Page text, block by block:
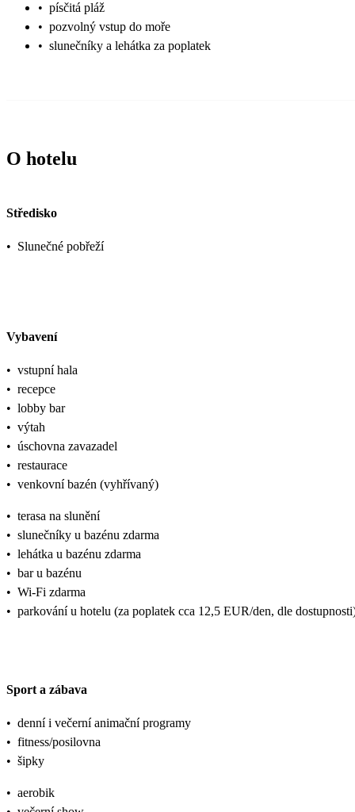
• písčitá pláž
• pozvolný vstup do moře
• slunečníky a lehátka za poplatek
O hotelu
Středisko
• Slunečné pobřeží
Vybavení
• vstupní hala
• recepce
• lobby bar
• výtah
• úschovna zavazadel
• restaurace
• venkovní bazén (vyhřívaný)
• terasa na slunění
• slunečníky u bazénu zdarma
• lehátka u bazénu zdarma
• bar u bazénu
• Wi-Fi zdarma
• parkování u hotelu (za poplatek cca 12,5 EUR/den, dle
Sport a zábava
• denní i večerní animační programy
• fitness/posilovna
• šipky
• aerobik